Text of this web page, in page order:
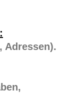
Adressen).